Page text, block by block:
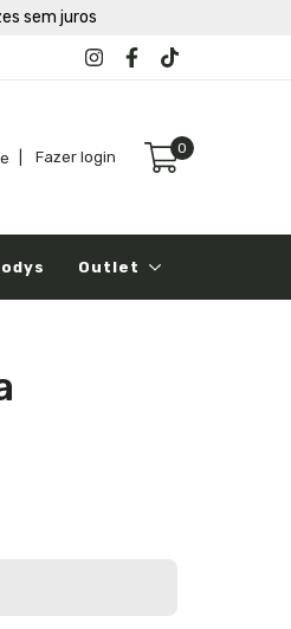
sem juros
Fazer login
0
Outlet